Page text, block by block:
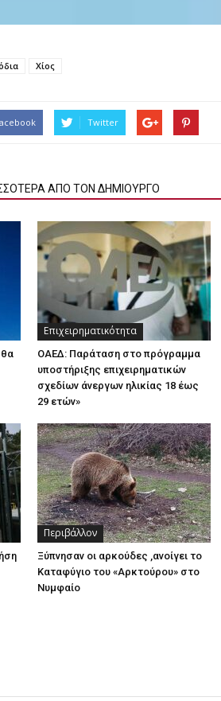
Χίος
Twitter
ΑΠΟ ΤΟΝ ΔΗΜΙΟΥΡΓΟ
θα
Επιχειρηματικότητα
ΟΑΕΔ: Παράταση στο πρόγραμμα
υποστήριξης επιχειρηματικών
σχεδίων άνεργων ηλικίας 18 έως
29 ετών»
Περιβάλλον
Ξύπνησαν οι αρκούδες ,ανοίγει το
Καταφύγιο του «Αρκτούρου» στο
Νυμφαίο